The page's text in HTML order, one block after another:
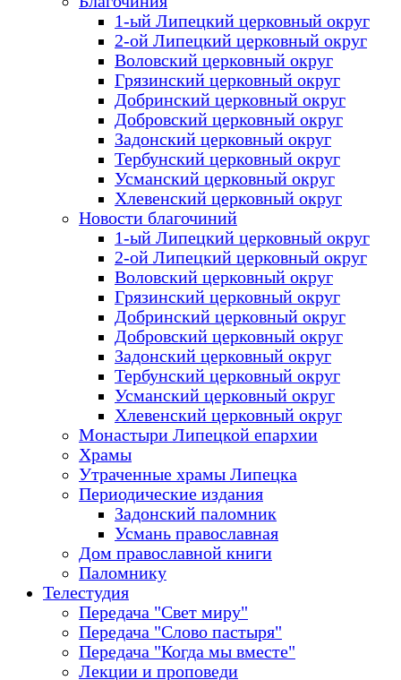
1-ый Липецкий церковный округ
2-ой Липецкий церковный округ
Воловский церковный округ
Грязинский церковный округ
Добринский церковный округ
Добровский церковный округ
Задонский церковный округ
Тербунский церковный округ
Усманский церковный округ
Хлевенский церковный округ
Новости благочиний
1-ый Липецкий церковный округ
2-ой Липецкий церковный округ
Воловский церковный округ
Грязинский церковный округ
Добринский церковный округ
Добровский церковный округ
Задонский церковный округ
Тербунский церковный округ
Усманский церковный округ
Хлевенский церковный округ
Монастыри Липецкой епархии
Храмы
Утраченные храмы Липецка
Периодические издания
Задонский паломник
Усмань православная
Дом православной книги
Паломнику
Телестудия
Передача "Свет миру"
Передача "Слово пастыря"
Передача "Когда мы вместе"
Лекции и проповеди